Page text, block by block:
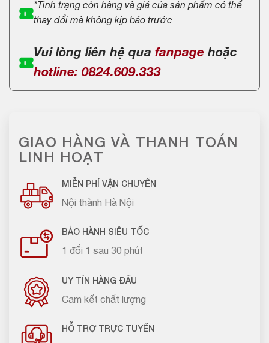
*Tình trạng còn hàng và giá của sản phẩm có thể
thay đổi mà không kịp báo trước
Vui lòng liên hệ qua fanpage hoặc
hotline: 0824.609.333
GIAO HÀNG VÀ THANH TOÁN
LINH HOẠT
MIỄN PHÍ VẬN CHUYỂN
Nội thành Hà Nội
BẢO HÀNH SIÊU TỐC
1 đổi 1 sau 30 phút
UY TÍN HÀNG ĐẦU
Cam kết chất lượng
HỖ TRỢ TRỰC TUYẾN